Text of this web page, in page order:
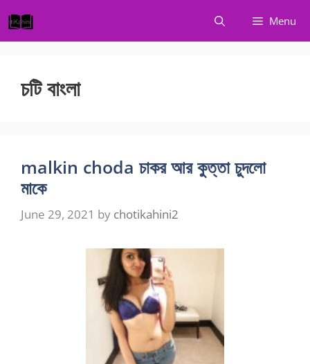
to
content
Menu
চটি বাংলা
malkin choda চাকর আর কুত্তা চুদলো
মাকে
June 29, 2021 by chotikahini2